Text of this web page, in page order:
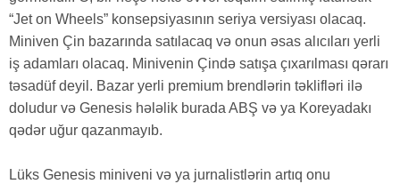
“Jet on Wheels” konsepsiyasının seriya versiyası olacaq.
Miniven Çin bazarında satılacaq və onun əsas alıcıları yerli
iş adamları olacaq. Minivenin Çində satışa çıxarılması qərarı
təsadüf deyil. Bazar yerli premium brendlərin təklifləri ilə
doludur və Genesis hələlik burada ABŞ və ya Koreyadakı
qədər uğur qazanmayıb.
Lüks Genesis miniveni və ya jurnalistlərin artıq onu